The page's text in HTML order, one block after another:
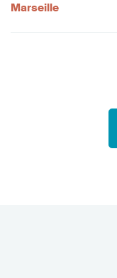
Marseille